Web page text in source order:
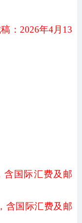
： 2026年4月 13
含国际汇费及邮
含国际汇费及邮